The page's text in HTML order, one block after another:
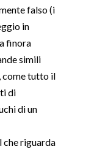
falso (i
in
finora
simili
come tutto il
di
di un
che riguarda